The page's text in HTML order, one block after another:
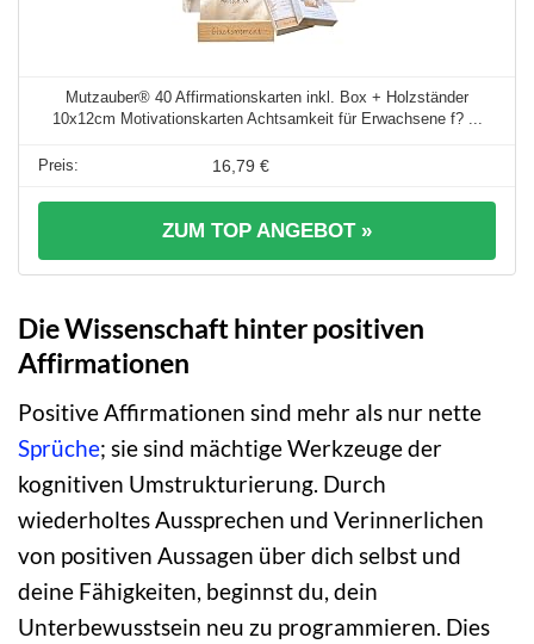
Mutzauber® 40 Affirmationskarten inkl. Box + Holzständer
10x12cm Motivationskarten Achtsamkeit für Erwachsene f? ...
16,79 €
ZUM TOP ANGEBOT »
Die Wissenschaft hinter positiven
Affirmationen
Positive Affirmationen sind mehr als nur nette
Sprüche; sie sind mächtige Werkzeuge der
kognitiven Umstrukturierung. Durch
wiederholtes Aussprechen und Verinnerlichen
von positiven Aussagen über dich selbst und
deine Fähigkeiten, beginnst du, dein
Unterbewusstsein neu zu programmieren. Dies